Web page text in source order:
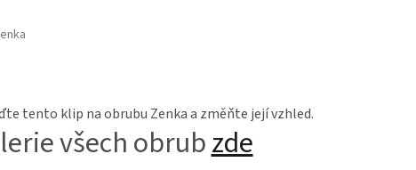
tento klip na obrubu Zenka a změňte její vzhled.
všech obrubzde